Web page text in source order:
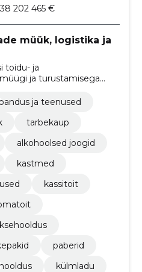
38 202 465 €
müük, logistika ja
toidu- ja
ja turustamisega
alates 1993. aastast.
ja teenused
tarbekaup
alkohoolsed joogid
kastmed
kassitoit
paberid
külmladu